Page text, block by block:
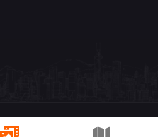
Rights Reserved.